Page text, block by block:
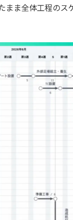
ま全体工程の